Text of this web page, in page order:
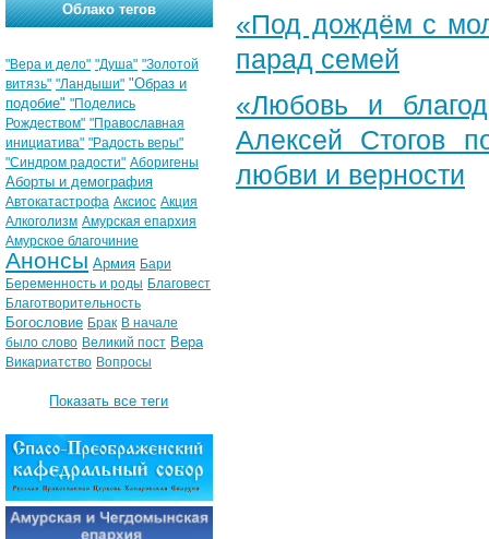
«Под дождём с
парад семей
«Любовь и
Алексей Стогов
любви и верности
Облако тегов
"Вера и дело" "Душа" "Золотой
витязь" "Ландыши" "Образ и
подобие" "Поделись
Рождеством" "Православная
инициатива" "Радость веры"
"Синдром радости" Аборигены
Аборты и демография
Автокатастрофа Аксиос Акция
Алкоголизм Амурская епархия
Амурское благочиние
Анонсы Армия Бари
Беременность и роды Благовест
Благотворительность
Богословие Брак В начале
было слово Великий пост Вера
Викариатство Вопросы
Показать все теги